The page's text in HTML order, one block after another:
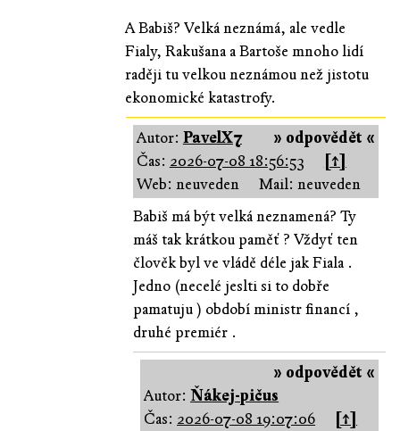
A Babiš? Velká neznámá, ale vedle
Fialy, Rakušana a Bartoše mnoho lidí
raději tu velkou neznámou než jistotu
ekonomické katastrofy.
» odpovědět «
Autor: PavelX7
Čas: 2026-07-08 18:56:53
[↑]
Web: neuveden
Mail: neuveden
Babiš má být velká neznamená? Ty
máš tak krátkou paměť ? Vždyť ten
člověk byl ve vládě déle jak Fiala .
Jedno (necelé jeslti si to dobře
pamatuju ) období ministr financí ,
druhé premiér .
» odpovědět «
Autor:Ňákej-pičus
Čas: 2026-07-08 19:07:06
[↑]